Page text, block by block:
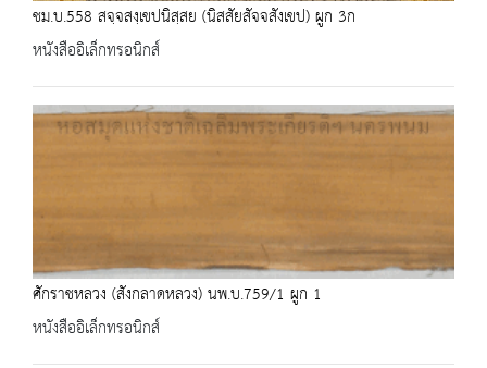
ชม.บ.558 สจฺจสงฺเขปนิสฺสย (นิสสัยสัจจสังเขป) ผูก 3ก
หนังสืออิเล็กทรอนิกส์
ศักราชหลวง (สังกลาดหลวง) นพ.บ.759/1 ผูก 1
หนังสืออิเล็กทรอนิกส์